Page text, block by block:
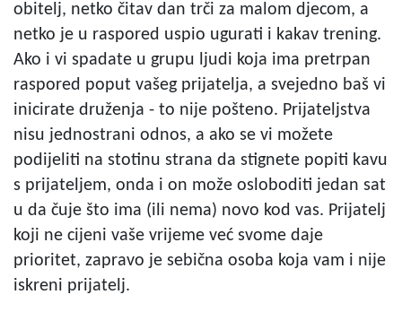
obitelj, netko čitav dan trči za malom djecom, a
netko je u raspored uspio ugurati i kakav trening.
Ako i vi spadate u grupu ljudi koja ima pretrpan
raspored poput vašeg prijatelja, a svejedno baš vi
inicirate druženja - to nije pošteno. Prijateljstva
nisu jednostrani odnos, a ako se vi možete
podijeliti na stotinu strana da stignete popiti kavu
s prijateljem, onda i on može osloboditi jedan sat
u da čuje što ima (ili nema) novo kod vas. Prijatelj
koji ne cijeni vaše vrijeme već svome daje
prioritet, zapravo je sebična osoba koja vam i nije
iskreni prijatelj.